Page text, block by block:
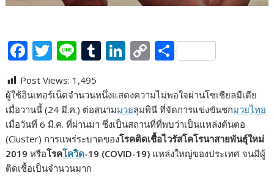
F
e
b
o
o
k
T
itt
er
Li
e
T
m
bl
r
Li
k
e
dI
n
C
p
y
Li
n
S
ar
e
Post Views: 1,495
ผู้ใช้อินเทอร์เน็ตจำนวนหนึ่งแสดงความไม่พอใจผ่านโซเชียลมีเดีย
เมื่อวานนี้ (24 มี.ค.) ต่อสนามมวยลุมพินี ที่จัดการแข่งขันชกมวยไทย
เมื่อวันที่ 6 มี.ค. ที่ผ่านมา ซึ่งเป็นสถานที่ที่พบว่าเป็นแหล่งต้นตอ
(Cluster) การแพร่ระบาดของโรคติดเชื้อไวรัสโคโรนาสายพันธุ์ใหม่
2019 หรือโรคโควิด-19 (COVID-19) แหล่งใหญ่ของประเทศ จนมีผู้
ติดเชื้อเป็นจำนวนมาก